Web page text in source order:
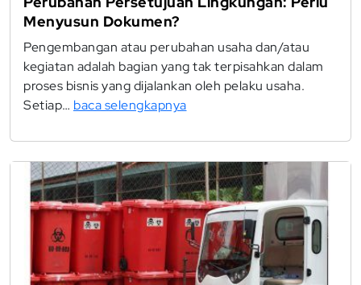
Menyusun Dokumen?
Pengembangan atau perubahan usaha dan/atau
kegiatan adalah bagian yang tak terpisahkan dalam
proses bisnis yang dijalankan oleh pelaku usaha.
Setiap… baca selengkapnya